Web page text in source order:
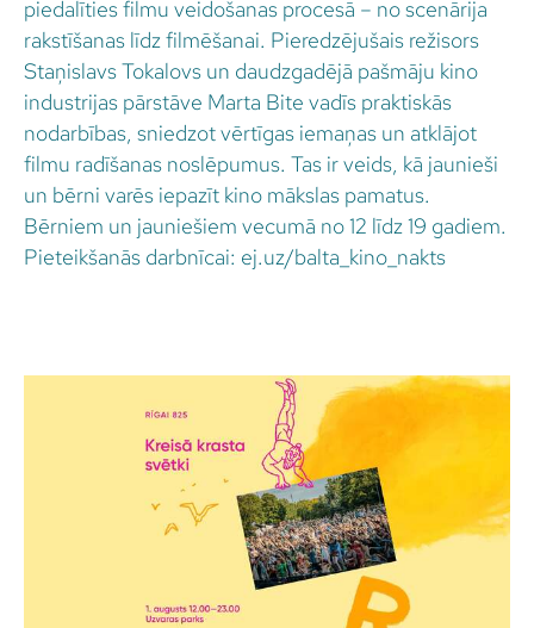
piedalīties filmu veidošanas procesā – no scenārija
rakstīšanas līdz filmēšanai. Pieredzējušais režisors
Staņislavs Tokalovs un daudzgadējā pašmāju kino
industrijas pārstāve Marta Bite vadīs praktiskās
nodarbības, sniedzot vērtīgas iemaņas un atklājot
filmu radīšanas noslēpumus. Tas ir veids, kā jaunieši
un bērni varēs iepazīt kino mākslas pamatus.
Bērniem un jauniešiem vecumā no 12 līdz 19 gadiem.
Pieteikšanās darbnīcai: ej.uz/balta_kino_nakts